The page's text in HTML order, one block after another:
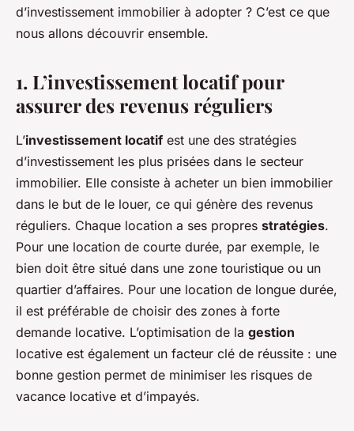
d’investissement immobilier à adopter ? C’est ce que
nous allons découvrir ensemble.
1. L’investissement locatif pour
assurer des revenus réguliers
L’investissement locatif est une des stratégies
d’investissement les plus prisées dans le secteur
immobilier. Elle consiste à acheter un bien immobilier
dans le but de le louer, ce qui génère des revenus
réguliers. Chaque location a ses propres stratégies.
Pour une location de courte durée, par exemple, le
bien doit être situé dans une zone touristique ou un
quartier d’affaires. Pour une location de longue durée,
il est préférable de choisir des zones à forte
demande locative. L’optimisation de la gestion
locative est également un facteur clé de réussite : une
bonne gestion permet de minimiser les risques de
vacance locative et d’impayés.